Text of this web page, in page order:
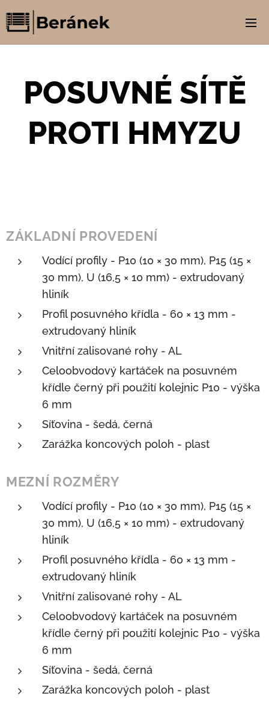
POSUVNÉ SÍTĚ
PROTI HMYZU
ZÁKLADNÍ PROVEDENÍ
Vodící profily - P10 (10 × 30 mm), P15 (15 ×
30 mm), U (16,5 × 10 mm) - extrudovaný
hliník
Profil posuvného křídla - 60 × 13 mm -
extrudovaný hliník
Vnitřní zalisované rohy - AL
Celoobvodový kartáček na posuvném
křídle černý při použití kolejnic P10 - výška
6 mm
Síťovina - šedá, černá
Zarážka koncových poloh - plast
MEZNÍ ROZMĚRY
Vodící profily - P10 (10 × 30 mm), P15 (15 ×
30 mm), U (16,5 × 10 mm) - extrudovaný
hliník
Profil posuvného křídla - 60 × 13 mm -
extrudovaný hliník
Vnitřní zalisované rohy - AL
Celoobvodový kartáček na posuvném
křídle černý při použití kolejnic P10 - výška
6 mm
Síťovina - šedá, černá
Zarážka koncových poloh - plast